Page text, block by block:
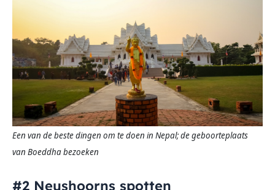
Een van de beste dingen om te doen in Nepal; de geboorteplaats
van Boeddha bezoeken
#2 Neushoorns spotten